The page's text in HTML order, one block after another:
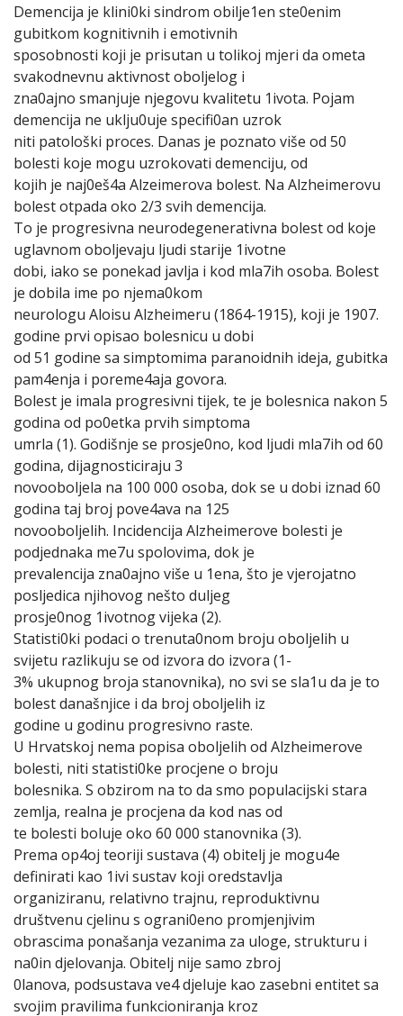
Demencija je klini0ki sindrom obilje1en ste0enim
gubitkom kognitivnih i emotivnih
sposobnosti koji je prisutan u tolikoj mjeri da ometa
svakodnevnu aktivnost oboljelog i
zna0ajno smanjuje njegovu kvalitetu 1ivota. Pojam
demencija ne uklju0uje specifi0an uzrok
niti patološki proces. Danas je poznato više od 50
bolesti koje mogu uzrokovati demenciju, od
kojih je naj0eš4a Alzeimerova bolest. Na Alzheimerovu
bolest otpada oko 2/3 svih demencija.
To je progresivna neurodegenerativna bolest od koje
uglavnom oboljevaju ljudi starije 1ivotne
dobi, iako se ponekad javlja i kod mla7ih osoba. Bolest
je dobila ime po njema0kom
neurologu Aloisu Alzheimeru (1864-1915), koji je 1907.
godine prvi opisao bolesnicu u dobi
od 51 godine sa simptomima paranoidnih ideja, gubitka
pam4enja i poreme4aja govora.
Bolest je imala progresivni tijek, te je bolesnica nakon 5
godina od po0etka prvih simptoma
umrla (1). Godišnje se prosje0no, kod ljudi mla7ih od 60
godina, dijagnosticiraju 3
novooboljela na 100 000 osoba, dok se u dobi iznad 60
godina taj broj pove4ava na 125
novooboljelih. Incidencija Alzheimerove bolesti je
podjednaka me7u spolovima, dok je
prevalencija zna0ajno više u 1ena, što je vjerojatno
posljedica njihovog nešto duljeg
prosje0nog 1ivotnog vijeka (2).
Statisti0ki podaci o trenuta0nom broju oboljelih u
svijetu razlikuju se od izvora do izvora (1-
3% ukupnog broja stanovnika), no svi se sla1u da je to
bolest današnjice i da broj oboljelih iz
godine u godinu progresivno raste.
U Hrvatskoj nema popisa oboljelih od Alzheimerove
bolesti, niti statisti0ke procjene o broju
bolesnika. S obzirom na to da smo populacijski stara
zemlja, realna je procjena da kod nas od
te bolesti boluje oko 60 000 stanovnika (3).
Prema op4oj teoriji sustava (4) obitelj je mogu4e
definirati kao 1ivi sustav koji oredstavlja
organiziranu, relativno trajnu, reproduktivnu
društvenu cjelinu s ograni0eno promjenjivim
obrascima ponašanja vezanima za uloge, strukturu i
na0in djelovanja. Obitelj nije samo zbroj
0lanova, podsustava ve4 djeluje kao zasebni entitet sa
svojim pravilima funkcioniranja kroz